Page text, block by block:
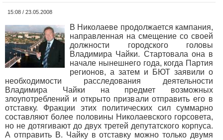
15:08 / 23.05.2008
В Николаеве продолжается кампания,
направленная на смещение со своей
должности городского головы
Владимира Чайки. Стартовала она в
начале нынешнего года, когда Партия
регионов, а затем и БЮТ заявили о
необходимости расследования деятельности
Владимира Чайки на предмет возможных
злоупотреблений и открыто призвали отправить его в
отставку. Фракции этих политических сил суммарно
составляют более половины Николаевского горсовета,
но не дотягивают до двух третей депутатского корпуса.
А отправить В. Чайку в отставку можно только двумя